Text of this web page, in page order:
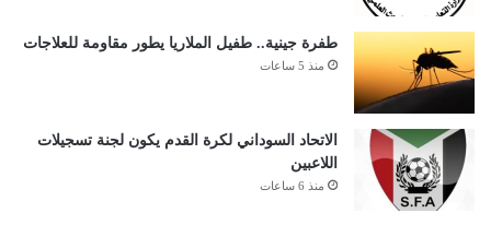
طفرة جينية.. طفيل الملاريا يطور مقاومة للعلاجات
منذ 5 ساعات
الاتحاد السوداني لكرة القدم يكون لجنة تسجيلات
اللاعبين
منذ 6 ساعات